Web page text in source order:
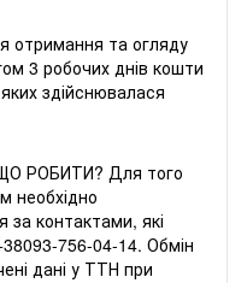
та огляду
3 робочих днів кошти
здійснювалася
РОБИТИ? Для того
необхідно
за контактами, які
756-04-14. Обмін
дані у ТТН при